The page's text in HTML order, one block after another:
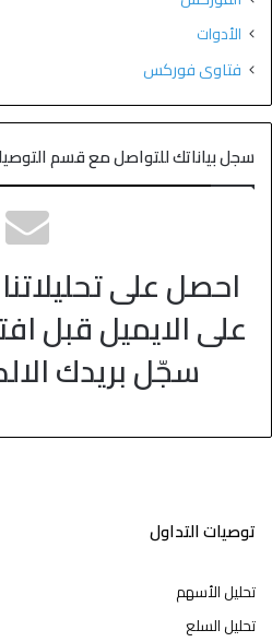
الأدوات
فتاوى فوركس
سجل بياناتك للتواصل مع قسم
احصل على
على الايميل قبل
سجّل بريدك
توصيات التداول
تحليل الأسهم
تحليل السلع